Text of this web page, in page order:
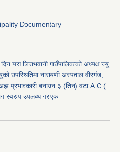
Documentary
यस जिराभवानी गाउँपालिकाको अध्यक्ष ज्यु
उपस्थितिमा नारायणी अस्पताल वीरगंज,
अझ प्रभावकारी बनाउन ३ (तिन) वटा A.C (
स्वरुप उपलब्ध गराएक